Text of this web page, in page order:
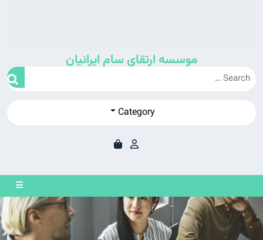
موسسه ارتقای سام ایرانیان
Category